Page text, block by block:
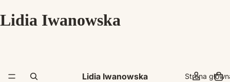
Lidia Iwanowska
Lidia Iwanowska Strona